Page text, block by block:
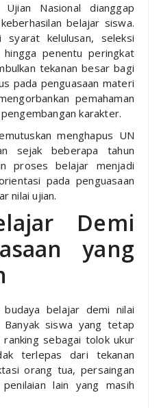
Ujian Nasional dianggap
belajar siswa.
kelulusan, seleksi
penentu peringkat
tekanan besar bagi
pada penguasaan materi
pemahaman
karakter.
menghapus UN
sejak beberapa tahun
proses belajar menjadi
pada penguasaan
nilai ujian.
Demi
yang
belajar demi nilai
Banyak siswa yang tetap
sebagai tolok ukur
terlepas dari tekanan
orang tua, persaingan
lain yang masih